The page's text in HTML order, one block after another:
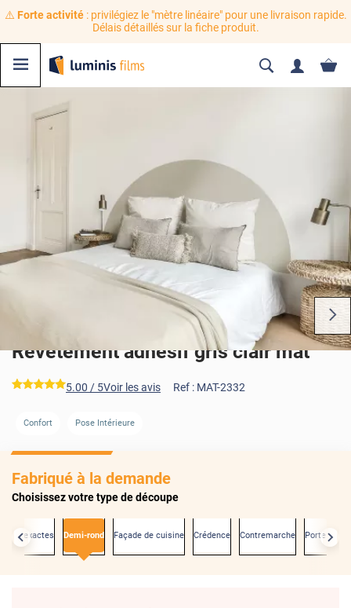
⚠️ Forte activité: privilégiez le "mètre linéaire" pour une livraison rapide.
Délais détaillés sur la fiche produit.
Revêtement adhésif gris clair mat
*****
5.00 / 5Voir les avis Ref : MAT-2332
Confort Pose Intérieure
Fabriqué à la demande
Choisissez votre type de découpe
exactes Demi-rond Façade de cuisine Crédence Contremarche Porte